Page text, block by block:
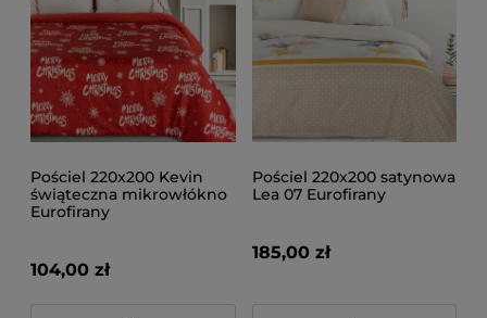
Pościel 220x200 Kevin
świąteczna mikrowłókno
Eurofirany
104,00 zł
Pościel 220x200 satynowa
Lea 07 Eurofirany
185,00 zł